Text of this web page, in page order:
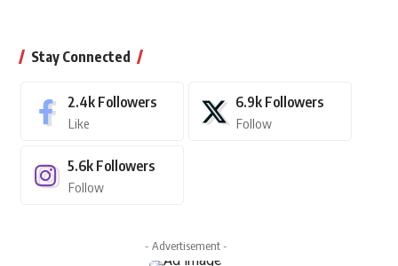
Stay Connected
2.4k Followers
Like
6.9k Followers
Follow
5.6k Followers
Follow
- Advertisement -